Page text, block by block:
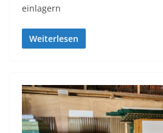
einlagern
Weiterlesen